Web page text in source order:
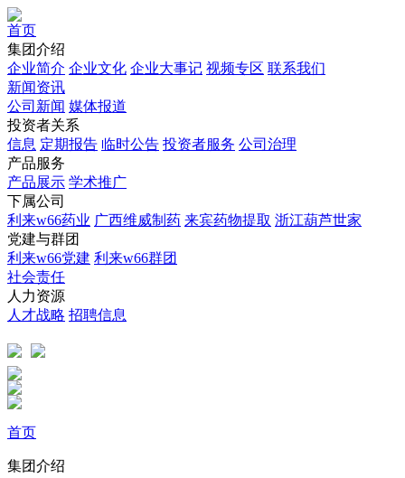
首页
集团介绍
企业简介 企业文化 企业⼤事记 视频专区 联系我们
新闻资讯
公司新闻 媒体报道
投资者关系
信息 定期报告 临时公告 投资者服务 公司治理
产品服务
产品展示 学术推广
下属公司
利来w66药业 广西维威制药 来宾药物提取 浙江葫芦世家
党建与群团
利来w66党建 利来w66群团
社会责任
人力资源
人才战略 招聘信息
首页
集团介绍